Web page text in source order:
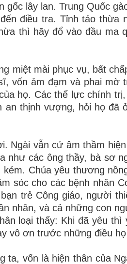
lây lan. Trung Quốc
điều tra. Tỉnh táo thừa
thì hãy đổ vào đầu ma
miệt mài phục vụ, bất
vốn ảm đạm và phai mờ
họ. Các thế lực chính
thịnh vượng, hỏi họ đã
Ngài vẫn cứ âm thầm
như các ông thầy, bà sơ
Chúa yêu thương
sóc cho các bệnh nhân
trẻ Công giáo, người
nhân, và cả những con
loại thấy: Khi đã yêu thì
vô ơn trước những điều
ta, vốn là hiện thân của